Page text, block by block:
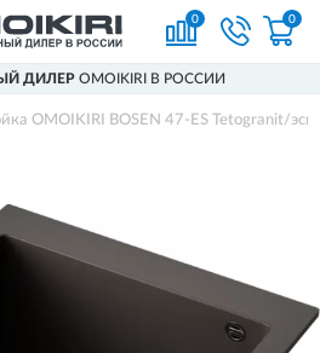
0 0
ДИЛЕР OMOIKIRI В РОССИИ
OMOIKIRI BOSEN 47-ES Tetogranit/